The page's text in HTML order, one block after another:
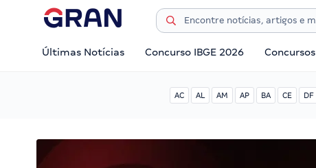
Últimas Notícias Concurso IBGE 2026 Concursos
AC AL AM AP BA CE DF